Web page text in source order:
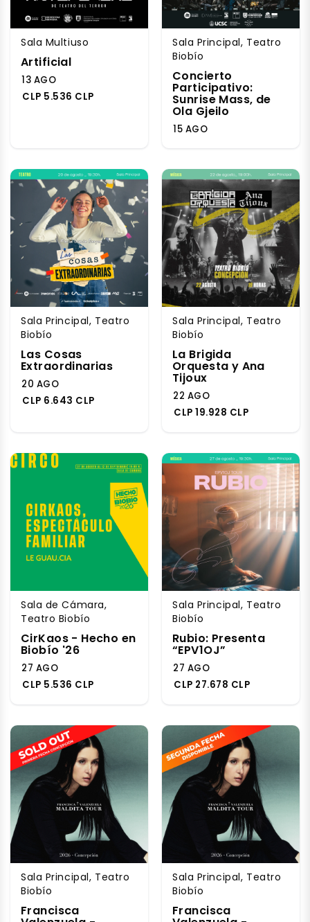
Sala Multiuso
Artificial
13 AGO
CLP 5.536 CLP
Sala Principal, Teatro
Biobío
Concierto
Participativo:
Sunrise Mass, de
Ola Gjeilo
15 AGO
Sala Principal, Teatro
Biobío
Las Cosas
Extraordinarias
20 AGO
CLP 6.643 CLP
Sala Principal, Teatro
Biobío
La Brigida
Orquesta y Ana
Tijoux
22 AGO
CLP 19.928 CLP
Sala de Cámara,
Teatro Biobío
CirKaos - Hecho en
Biobío '26
27 AGO
CLP 5.536 CLP
Sala Principal, Teatro
Biobío
Rubio: Presenta
“EPV1OJ”
27 AGO
CLP 27.678 CLP
Sala Principal, Teatro
Biobío
Francisca
Sala Principal, Teatro
Biobío
Francisca